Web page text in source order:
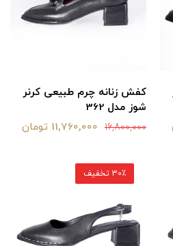
کفش زنانه چرم طبیعی کرنر
شوز مدل 362
16,800,000 11,760,000 تومان
30٪ تخفیف